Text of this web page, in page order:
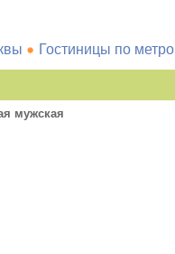
Гостиницы по метро
мужская